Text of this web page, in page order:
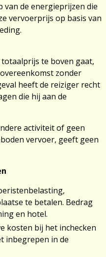
van de energieprijzen die
vervoerprijs op basis van
totaalprijs te boven gaat,
zonder
heeft de reiziger recht
die hij aan de
activiteit of geen
vervoer, geeft geen
te betalen. Bedrag
en hotel.
kosten bij het inchecken
inbegrepen in de